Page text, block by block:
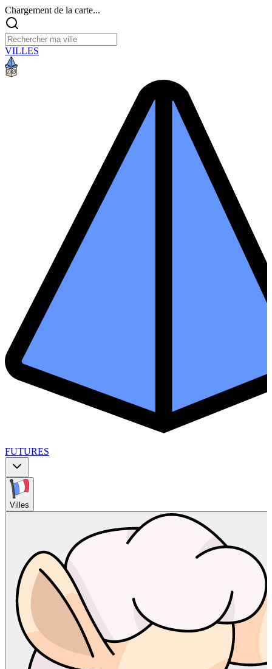
Chargement de la carte...
VILLES
FUTURES
Villes